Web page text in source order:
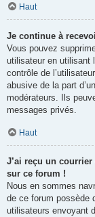
Haut
Je continue à
Vous pouvez
utilisateur en utilisant
contrôle de
abusive de la part
modérateurs. Ils
messages privés.
Haut
J’ai reçu un
sur ce forum !
Nous en sommes
de ce forum possède
utilisateurs envoyant